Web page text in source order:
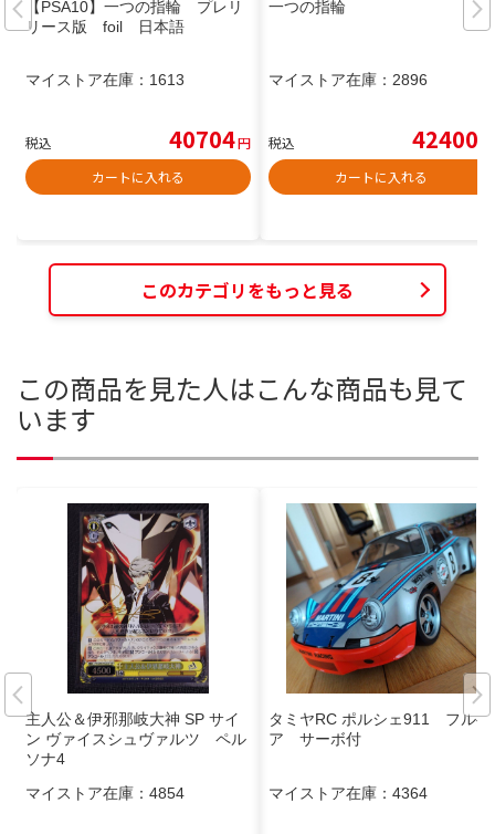
【PSA10】一つの指輪 プレリ
リース版 foil 日本語
マイストア在庫： 1613
税込 40704円
カートに入れる
一つの指輪
マイストア在庫： 2896
税込 42400
カートに入れる
このカテゴリをもっと見る
この商品を見た人はこんな商品も見て
います
主人公＆伊邪那岐大神 SP サイ
ン ヴァイスシュヴァルツ ペル
ソナ4
マイストア在庫： 4854
タミヤRC ポルシェ911 フルベ
ア サーボ付
マイストア在庫： 4364